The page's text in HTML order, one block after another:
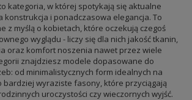
kategoria, w której spotykają się aktualne
konstrukcja i ponadczasowa elegancja. To
z myślą o kobietach, które oczekują czegoś
wyglądu - liczy się dla nich jakość tkanin,
oraz komfort noszenia nawet przez wiele
znajdziesz modele dopasowane do
od minimalistycznych form idealnych na
bardziej wyraziste fasony, które przyciągają
uroczystości czy wieczornych wyjść.